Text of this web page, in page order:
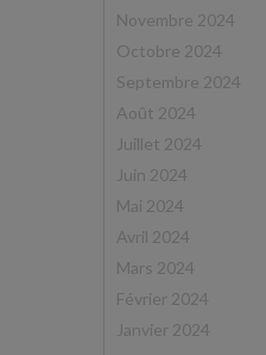
Novembre 2024
Octobre 2024
Septembre 2024
Août 2024
Juillet 2024
Juin 2024
Mai 2024
Avril 2024
Mars 2024
Février 2024
Janvier 2024